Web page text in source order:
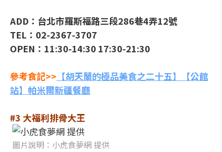
ADD：台北市羅斯福路三段286巷4弄12號
TEL：02-2367-3707
OPEN：11:30-14:30 17:30-21:30
參考食記>> 【胡天蘭的極品美食之二十五】【公館
站】帕米爾新疆餐廳
#3 大福利排骨大王
圖片說明：小虎食夢網 提供